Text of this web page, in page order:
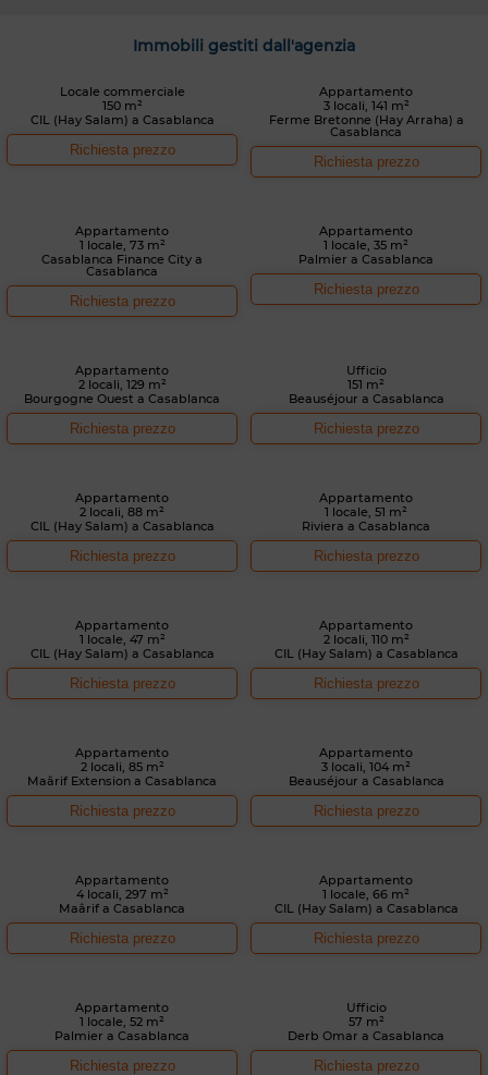
Immobili gestiti dall'agenzia
Locale commerciale
150 m²
CIL (Hay Salam) a Casablanca
Richiesta prezzo
Appartamento
3 locali, 141 m²
Ferme Bretonne (Hay Arraha) a
Casablanca
Richiesta prezzo
Appartamento
1 locale, 73 m²
Casablanca Finance City a
Casablanca
Richiesta prezzo
Appartamento
1 locale, 35 m²
Palmier a Casablanca
Richiesta prezzo
Appartamento
2 locali, 129 m²
Bourgogne Ouest a Casablanca
Richiesta prezzo
Ufficio
151 m²
Beauséjour a Casablanca
Richiesta prezzo
Appartamento
2 locali, 88 m²
CIL (Hay Salam) a Casablanca
Richiesta prezzo
Appartamento
1 locale, 51 m²
Riviera a Casablanca
Richiesta prezzo
Appartamento
1 locale, 47 m²
CIL (Hay Salam) a Casablanca
Richiesta prezzo
Appartamento
2 locali, 110 m²
CIL (Hay Salam) a Casablanca
Richiesta prezzo
Appartamento
2 locali, 85 m²
Maârif Extension a Casablanca
Richiesta prezzo
Appartamento
3 locali, 104 m²
Beauséjour a Casablanca
Richiesta prezzo
Appartamento
4 locali, 297 m²
Maârif a Casablanca
Richiesta prezzo
Appartamento
1 locale, 66 m²
CIL (Hay Salam) a Casablanca
Richiesta prezzo
Appartamento
1 locale, 52 m²
Palmier a Casablanca
Richiesta prezzo
Ufficio
57 m²
Derb Omar a Casablanca
Richiesta prezzo